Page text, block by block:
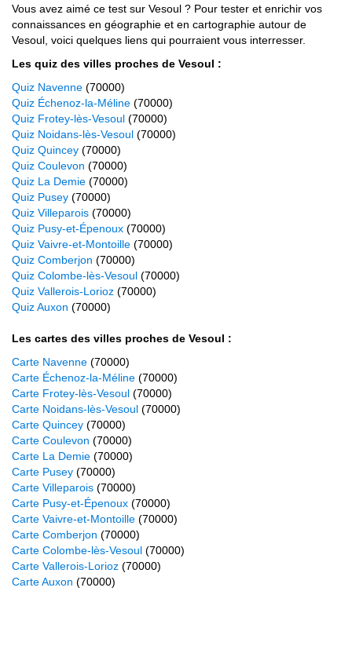
Vous avez aimé ce test sur Vesoul ? Pour tester et enrichir vos
connaissances en géographie et en cartographie autour de
Vesoul, voici quelques liens qui pourraient vous interresser.
Les quiz des villes proches de Vesoul :
Quiz Navenne (70000)
Quiz Échenoz-la-Méline (70000)
Quiz Frotey-lès-Vesoul (70000)
Quiz Noidans-lès-Vesoul (70000)
Quiz Quincey (70000)
Quiz Coulevon (70000)
Quiz La Demie (70000)
Quiz Pusey (70000)
Quiz Villeparois (70000)
Quiz Pusy-et-Épenoux (70000)
Quiz Vaivre-et-Montoille (70000)
Quiz Comberjon (70000)
Quiz Colombe-lès-Vesoul (70000)
Quiz Vallerois-Lorioz (70000)
Quiz Auxon (70000)
Les cartes des villes proches de Vesoul :
Carte Navenne (70000)
Carte Échenoz-la-Méline (70000)
Carte Frotey-lès-Vesoul (70000)
Carte Noidans-lès-Vesoul (70000)
Carte Quincey (70000)
Carte Coulevon (70000)
Carte La Demie (70000)
Carte Pusey (70000)
Carte Villeparois (70000)
Carte Pusy-et-Épenoux (70000)
Carte Vaivre-et-Montoille (70000)
Carte Comberjon (70000)
Carte Colombe-lès-Vesoul (70000)
Carte Vallerois-Lorioz (70000)
Carte Auxon (70000)